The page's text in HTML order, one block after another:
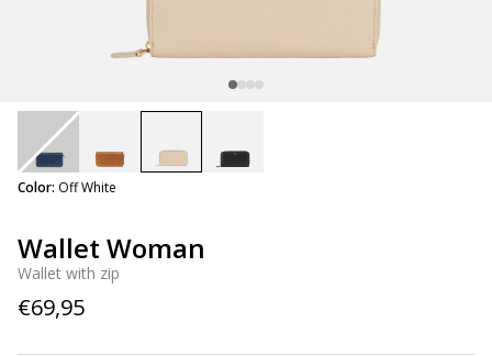
Wallet Woman
Wallet with zip
€69,95
Color: Off White